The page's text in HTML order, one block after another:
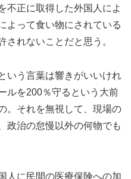
不正に取得した外国人によ
よって食い物にされている
されないことだと思う。
いう言葉は響きがいいけれ
ルを200％守るという大前
。それを無視して、現場の
政治の怠慢以外の何物でも
人に民間の医療保険への加